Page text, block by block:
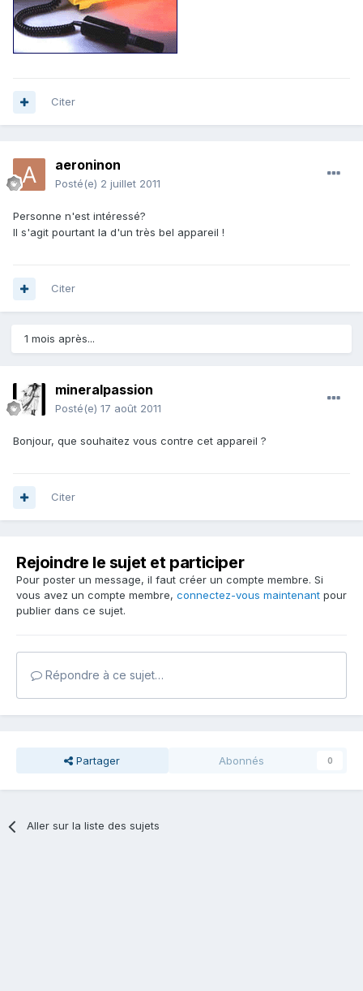
Citer
aeroninon
Posté(e) 2 juillet 2011
Personne n'est intéressé?
Il s'agit pourtant la d'un très bel appareil !
Citer
1 mois après...
mineralpassion
Posté(e) 17 août 2011
Bonjour, que souhaitez vous contre cet appareil ?
Citer
Rejoindre le sujet et participer
Pour poster un message, il faut créer un compte membre. Si
vous avez un compte membre, connectez-vous maintenant pour
publier dans ce sujet.
Répondre à ce sujet…
Partager Abonnés 0
Aller sur la liste des sujets